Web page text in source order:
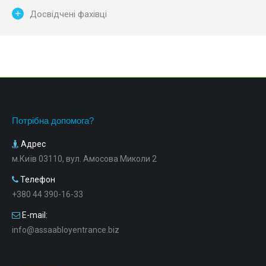
Досвідчені фахівці
Потрібна допомога?
Адрес
м.Київ 03110, вул. Амосова Миколи 2
Телефон
+380 44 390-16-33
E-mail:
info@assaabloyentrance.biz